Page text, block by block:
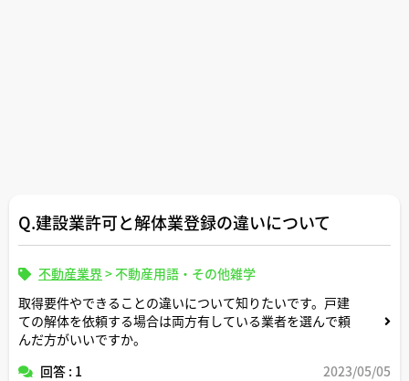
Q.建設業許可と解体業登録の違いについて
不動産業界>不動産用語・その他雑学
取得要件やできることの違いについて知りたいです。戸建
ての解体を依頼する場合は両方有している業者を選んで頼
んだ方がいいですか。
回答 : 1
2023/05/05